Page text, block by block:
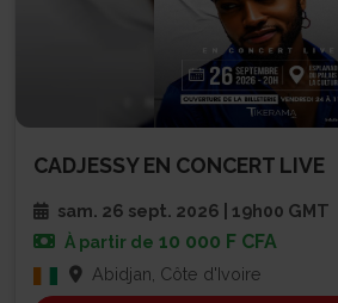
CADJESSY EN CONCERT LIVE
sam. 26 sept. 2026 | 19h00 GMT
À partir de 10 000 F CFA
Abidjan, Côte d'Ivoire